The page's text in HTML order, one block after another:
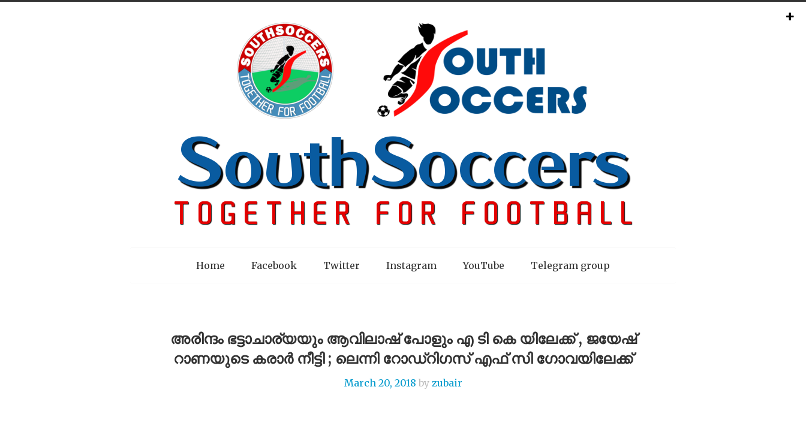
Home Facebook Twitter Instagram YouTube Telegram group
അരിന്ദം ഭട്ടാചാര്യയും ആവിലാഷ് പോളും എ ടി കെ യിലേക്ക് , ജയേഷ്
റാണയുടെ കരാർ നീട്ടി ; ലെന്നി റോഡ്‌റിഗസ് എഫ് സി ഗോവയിലേക്ക്
March 20, 2018 by zubair